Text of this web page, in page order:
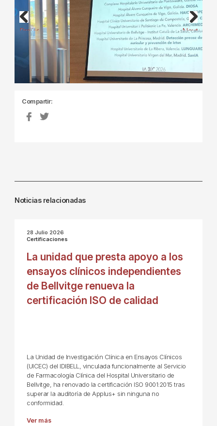
Previous Next
Compartir:
Noticias relacionadas
28 Julio 2026
Certificaciones
La unidad que presta apoyo a los
ensayos clínicos independientes
de Bellvitge renueva la
certificación ISO de calidad
La Unidad de Investigación Clínica en Ensayos Clínicos
(UICEC) del IDIBELL, vinculada funcionalmente al Servicio
de Farmacología Clínica del Hospital Universitario de
Bellvitge, ha renovado la certificación ISO 9001:2015 tras
superar la auditoría de Applus+ sin ninguna no
conformidad.
Ver más